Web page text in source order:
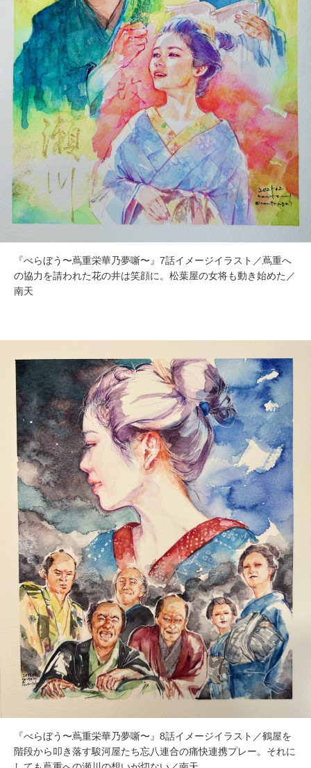
『べらぼう〜蔦重栄華乃夢噺〜』7話イメージイラスト／蔦重へ
の協力を請われた花の井は笑顔に。松葉屋の女将も動き始めた／
南天
『べらぼう〜蔦重栄華乃夢噺〜』8話イメージイラスト／鶴屋を
階段から叩き落す駿河屋たち忘八連合の痛快連携プレー。それに